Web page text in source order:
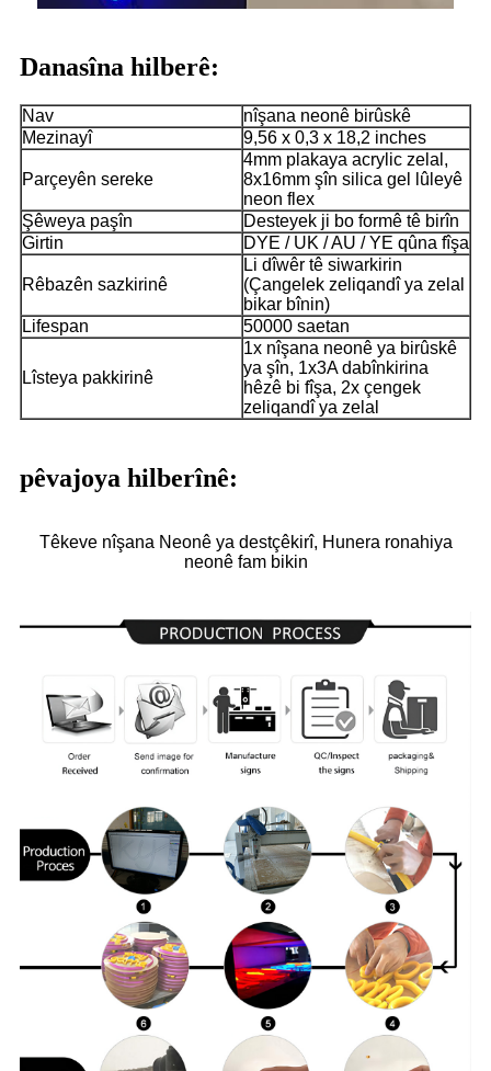
Danasîna hilberê:
Nav
nîşana neonê birûskê
Mezinayî
9,56 x 0,3 x 18,2 inches
Parçeyên sereke
4mm plakaya acrylic zelal,
8x16mm şîn silica gel lûleyê
neon flex
Şêweya paşîn
Desteyek ji bo formê tê birîn
Girtin
DYE / UK / AU / YE qûna fîşa
Rêbazên sazkirinê
Li dîwêr tê siwarkirin
(Çangelek zeliqandî ya zelal
bikar bînin)
Lifespan
50000 saetan
Lîsteya pakkirinê
1x nîşana neonê ya birûskê
ya şîn, 1x3A dabînkirina
hêzê bi fîşa, 2x çengek
zeliqandî ya zelal
pêvajoya hilberînê:
Têkeve nîşana Neonê ya destçêkirî, Hunera ronahiya
neonê fam bikin